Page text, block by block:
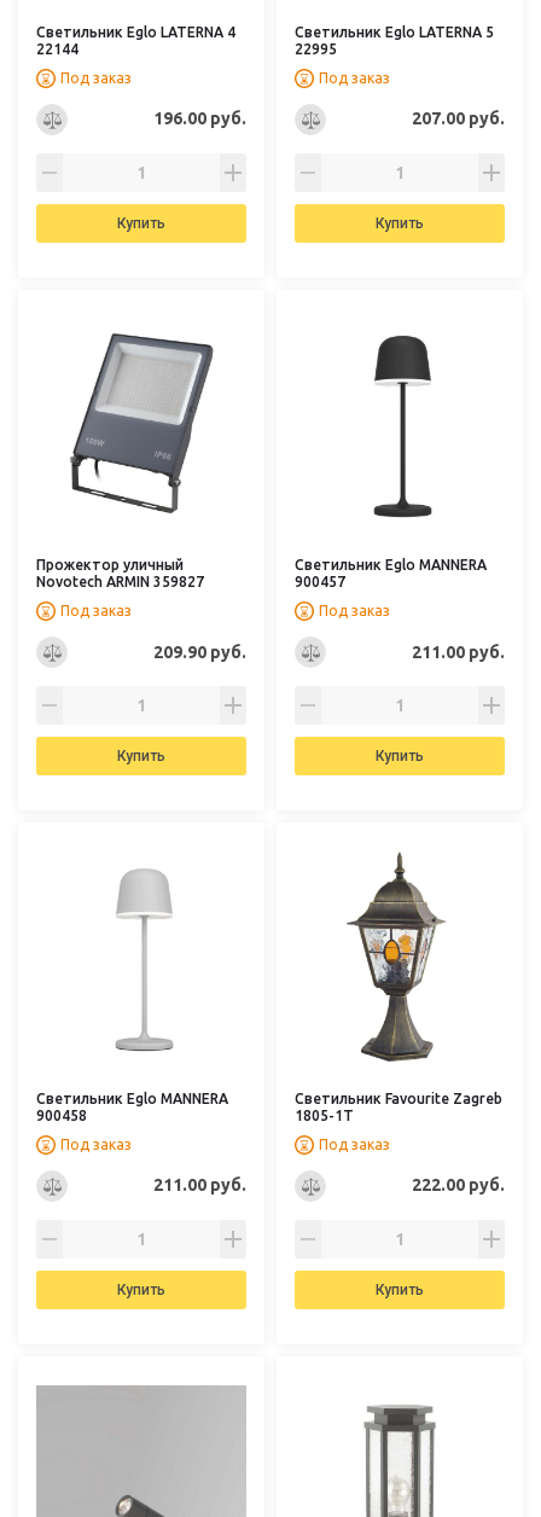
Светильник Eglo LATERNA 4
22144
Под заказ
196.00 руб.
Купить
Светильник Eglo LATERNA 5
22995
Под заказ
207.00 руб.
Купить
Прожектор уличный
Novotech ARMIN 359827
Под заказ
209.90 руб.
Купить
Светильник Eglo MANNERA
900457
Под заказ
211.00 руб.
Купить
Светильник Eglo MANNERA
900458
Под заказ
211.00 руб.
Купить
Светильник Favourite Zagreb
1805-1T
Под заказ
222.00 руб.
Купить